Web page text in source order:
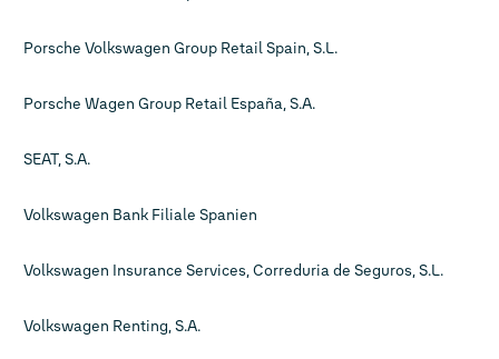
Porsche Volkswagen Group Retail Spain, S.L.
Porsche Wagen Group Retail España, S.A.
SEAT, S.A.
Volkswagen Bank Filiale Spanien
Volkswagen Insurance Services, Correduria de Seguros, S.L.
Volkswagen Renting, S.A.